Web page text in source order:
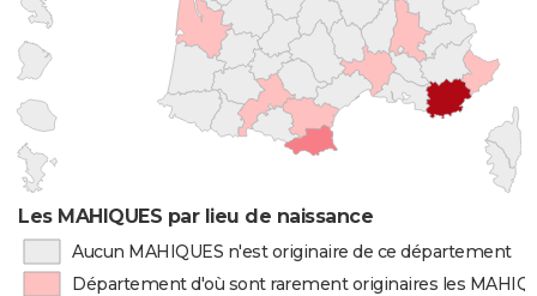
Les MAHIQUES par lieu de naissance
Aucun MAHIQUES n'est originaire de ce département
Département d'où sont rarement originaires les